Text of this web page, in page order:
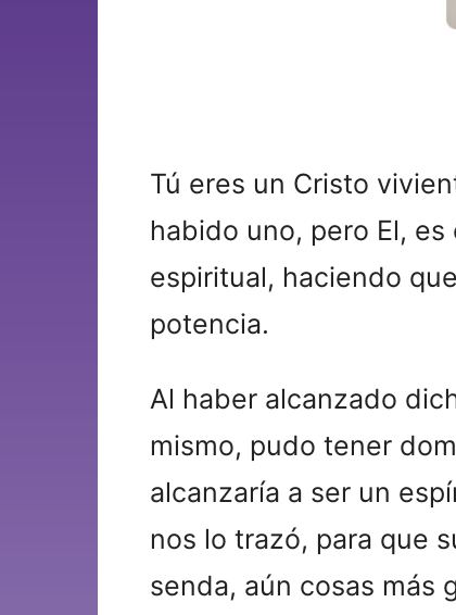
Tú eres un Cristo
habido uno, pero El,
espiritual, haciendo
potencia.
Al haber alcanzado
mismo, pudo tener
alcanzaría a ser un
nos lo trazó, para que
senda, aún cosas más